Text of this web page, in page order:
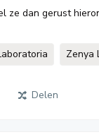
ze dan gerust
Zenya
Delen